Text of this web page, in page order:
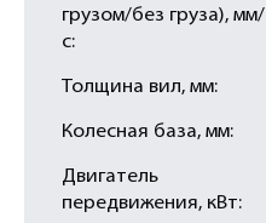
грузом/без груза), мм/
с:
Толщина вил, мм:
Колесная база, мм:
Двигатель
передвижения, кВт: